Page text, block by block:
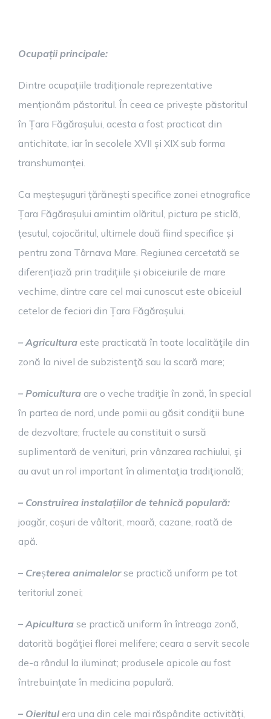
Ocupații principale:
Dintre ocupațiile tradiționale reprezentative
menționăm păstoritul. În ceea ce privește păstoritul
în Țara Făgărașului, acesta a fost practicat din
antichitate, iar în secolele XVII și XIX sub forma
transhumanței.
Ca meșteșuguri țărănești specifice zonei etnografice
Țara Făgărașului amintim olăritul, pictura pe sticlă,
țesutul, cojocăritul, ultimele două fiind specifice și
pentru zona Târnava Mare. Regiunea cercetată se
diferențiază prin tradițiile și obiceiurile de mare
vechime, dintre care cel mai cunoscut este obiceiul
cetelor de feciori din Țara Făgărașului.
– Agricultura este practicată în toate localităţile din
zonă la nivel de subzistenţă sau la scară mare;
– Pomicultura are o veche tradiţie în zonă, în special
în partea de nord, unde pomii au găsit condiţii bune
de dezvoltare; fructele au constituit o sursă
suplimentară de venituri, prin vânzarea rachiului, şi
au avut un rol important în alimentaţia tradiţională;
– Construirea instalațiilor de tehnică populară:
joagăr, coșuri de vâltorit, moară, cazane, roată de
apă.
– Creșterea animalelorse practică uniform pe tot
teritoriul zonei;
– Apicultura se practică uniform în întreaga zonă,
datorită bogăţiei florei melifere; ceara a servit secole
de-a rândul la iluminat; produsele apicole au fost
întrebuințate în medicina populară.
– Oieritul era una din cele mai răspândite activități,